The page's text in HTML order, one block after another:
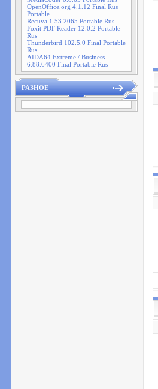
OpenOffice.org 4.1.12 Final Rus
Portable
Recuva 1.53.2065 Portable Rus
Foxit PDF Reader 12.0.2 Portable
Rus
Thunderbird 102.5.0 Final Portable
Rus
AIDA64 Extreme / Business
6.88.6400 Final Portable Rus
РАЗНОЕ